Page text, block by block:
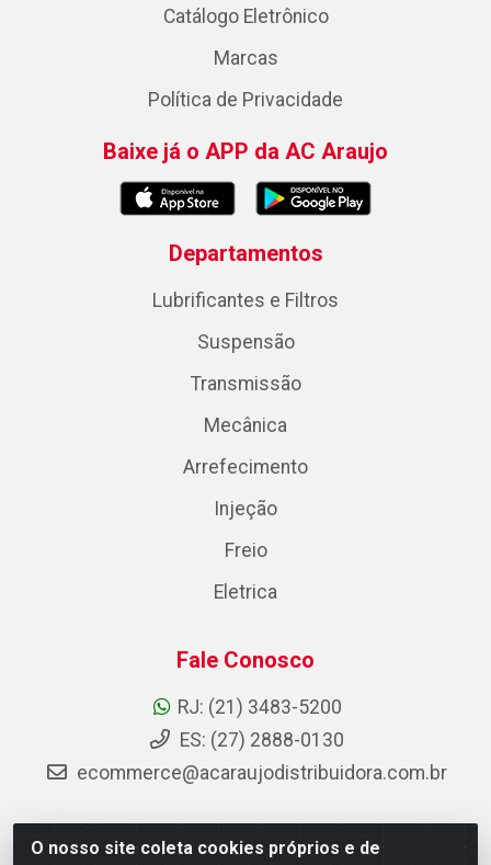
O nosso site coleta cookies próprios e de
Catálogo Eletrônico
Marcas
Política de Privacidade
Baixe já o APP da AC Araujo
Departamentos
Lubrificantes e Filtros
Suspensão
Transmissão
Mecânica
Arrefecimento
Injeção
Freio
Eletrica
Fale Conosco
RJ: (21) 3483-5200
ES: (27) 2888-0130
ecommerce@acaraujodistribuidora.com.br